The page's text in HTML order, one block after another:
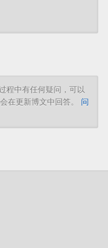
程中有任何疑问，可以
在更新博文中回答。 问